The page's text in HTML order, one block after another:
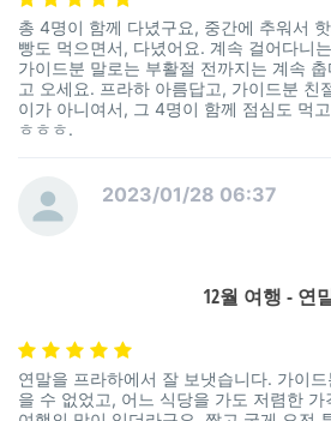
총 4명이 함께 다녔구요, 중간에 추워서
빵도 먹으면서, 다녔어요. 계속 걸어다니
가이드분 말로는 부활절 전까지는 계속
고 오세요. 프라하 아름답고, 가이드분 친
이가 아니여서, 그 4명이 함께 점심도 먹
ㅎㅎㅎ.
2023/01/28 06:37
12월 여행 - 연
연말을 프라하에서 잘 보냇습니다. 가이
을 수 없었고, 어느 식당을 가도 저렴한